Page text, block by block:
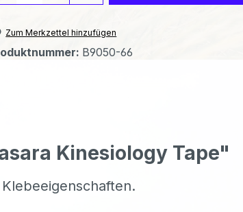
Zum Merkzettel hinzufügen
B9050-66
Kinesiology Tape"